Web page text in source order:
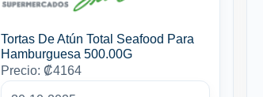
Tortas De Atún Total Seafood Para
Hamburguesa 500.00G
Precio: ₡4164